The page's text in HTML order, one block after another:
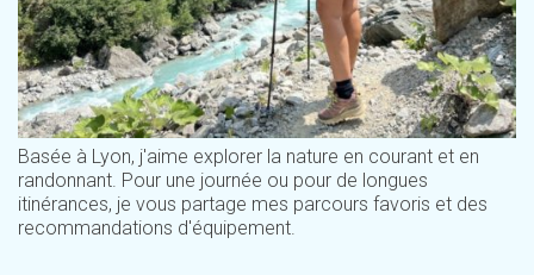
Basée à Lyon, j'aime explorer la nature en courant et en
randonnant. Pour une journée ou pour de longues
itinérances, je vous partage mes parcours favoris et des
recommandations d'équipement.